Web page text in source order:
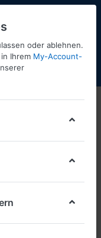
2024
oder ablehnen.
Ihrem My-Account-